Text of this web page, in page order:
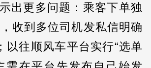
出更多问题：乘客下单独
收到多位司机发私信明确
以往顺风车平台实行“选单